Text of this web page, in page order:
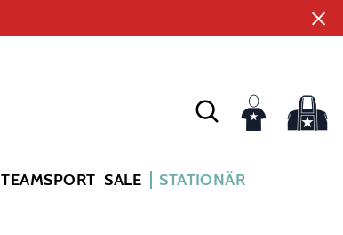
TEAMSPORT SALE STATIONÄR